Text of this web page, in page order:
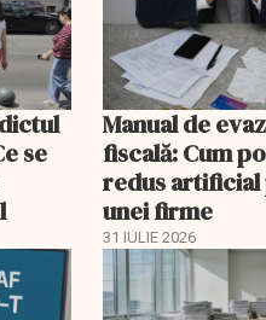
se
Manual de
fiscală: Cum
redus
unei firme
31 IULIE 2026